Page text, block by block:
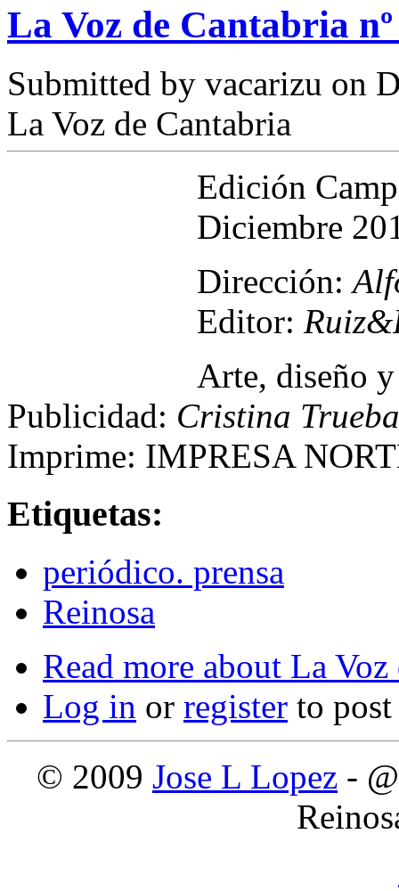
La Voz de Cantabria
Submitted by vacarizu on
La Voz de Cantabria
Edición
Diciembre
Dirección:
Editor:
Arte, diseño
Publicidad: Cristina Trueba
Imprime: IMPRESA
Etiquetas:
periódico. prensa
Reinosa
Read more about La Voz
Log in or register to
© 2009 Jose L Lopez -